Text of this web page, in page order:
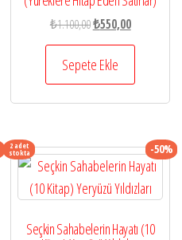
₺1.100,00Orijinal
fiyat:
₺1.100,00.
₺550,00Şu
andaki
₺550,00.
Sepete Ekle
2 adet
stokta -50%
Seçkin Sahabelerin Hayatı (10